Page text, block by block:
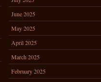
June 2025
May 2025
April 2025
March 2025
February 2025